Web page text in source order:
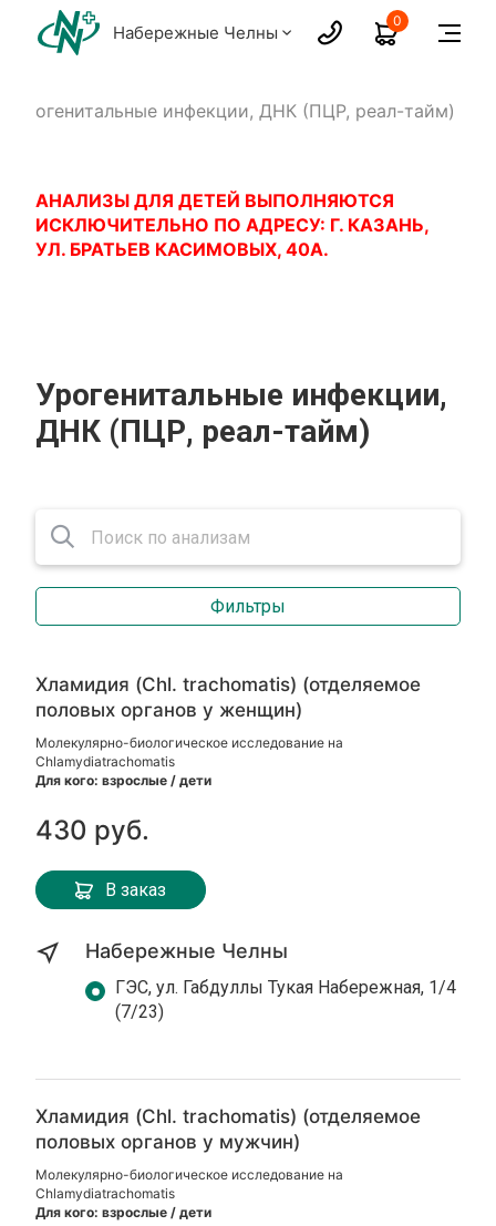
Набережные Челны
0
Урогенитальные инфекции, ДНК (ПЦР, реал-тайм)
АНАЛИЗЫ ДЛЯ ДЕТЕЙ ВЫПОЛНЯЮТСЯ
ИСКЛЮЧИТЕЛЬНО ПО АДРЕСУ: Г. КАЗАНЬ,
УЛ. БРАТЬЕВ КАСИМОВЫХ, 40А.
Урогенитальные инфекции,
ДНК (ПЦР, реал-тайм)
Фильтры
Хламидия (Chl. trachomatis) (отделяемое
половых органов у женщин)
Молекулярно-биологическое исследование на
Chlamydiatrachomatis
Для кого: взрослые / дети
430 руб.
В заказ
Набережные Челны
ГЭС, ул. Габдуллы Тукая Набережная, 1/4
(7/23)
Хламидия (Chl. trachomatis) (отделяемое
половых органов у мужчин)
Молекулярно-биологическое исследование на
Chlamydiatrachomatis
Для кого: взрослые / дети